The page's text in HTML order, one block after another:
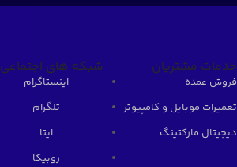
خدمات مشتریان
فروش عمده
تعمیرات موبایل و کامپیوتر
دیجیتال مارکتینگ
شبکه های اجتماعی
اینستاگرام
تلگرام
ایتا
روبیکا